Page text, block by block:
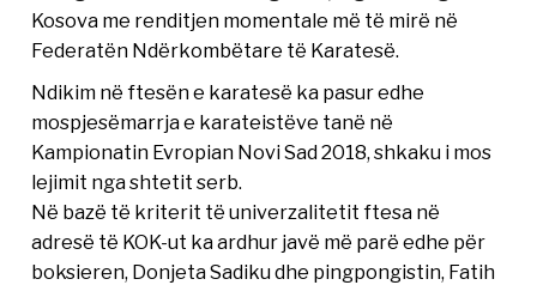
Kosova me renditjen momentale më të mirë në
Federatën Ndërkombëtare të Karatesë.
Ndikim në ftesën e karatesë ka pasur edhe
mospjesëmarrja e karateistëve tanë në
Kampionatin Evropian Novi Sad 2018, shkaku i mos
lejimit nga shtetit serb.
Në bazë të kriterit të univerzalitetit ftesa në
adresë të KOK-ut ka ardhur javë më parë edhe për
boksieren, Donjeta Sadiku dhe pingpongistin, Fatih